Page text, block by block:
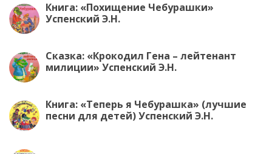
Книга: «Похищение Чебурашки»
Успенский Э.Н.
Сказка: «Крокодил Гена – лейтенант
милиции» Успенский Э.Н.
Книга: «Теперь я Чебурашка» (лучшие
песни для детей) Успенский Э.Н.